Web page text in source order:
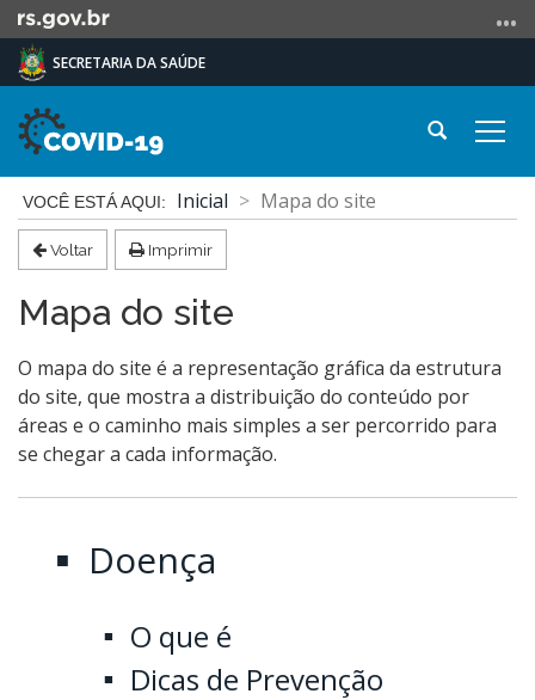
para
para
o
menu
para
busca
SECRETARIA DA SAÚDE
Abrir
Início
do
conteúdo
Inicial Mapa do site
Voltar Imprimir
Mapa do site
O mapa do site é a representação gráfica da estrutura
do site, que mostra a distribuição do conteúdo por
áreas e o caminho mais simples a ser percorrido para
se chegar a cada informação.
Doença
O que é
Dicas de Prevenção